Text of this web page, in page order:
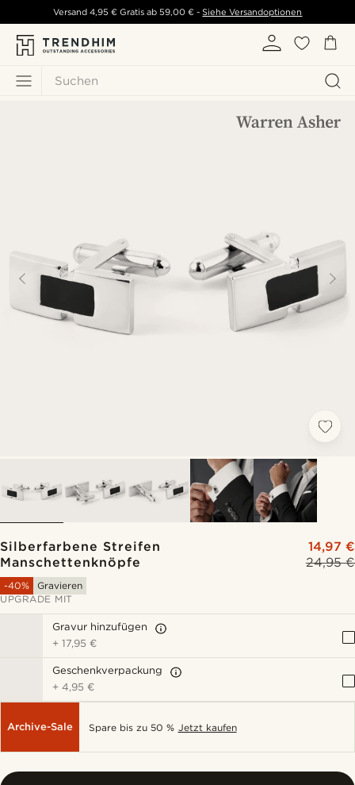
Suchen
Versand 4,95 € Gratis ab 59,00 € - Siehe Versandoptionen
Silberfarbene Streifen
Manschettenknöpfe
24,95 €
14,97 €
-40%
Gravieren
UPGRADE MIT
Gravur hinzufügen
+17,95 €
Geschenkverpackung
+4,95 €
Archive-Sale Spare bis zu 50 % Jetzt kaufen